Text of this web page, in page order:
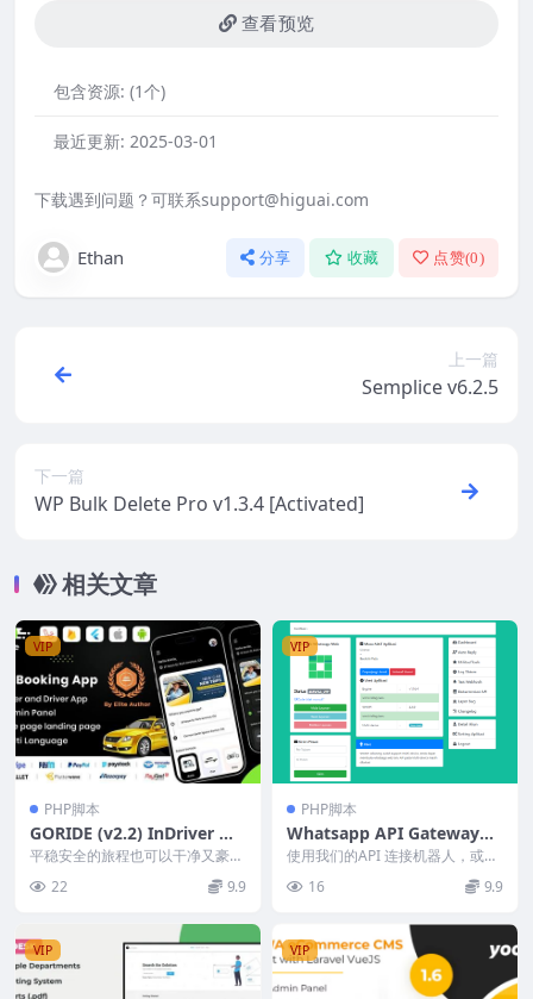
查看预览
包含资源: (1个)
最近更新: 2025-03-01
下载遇到问题？可联系support@higuai.com
Ethan 分享 收藏 点赞(0)
上一篇
Semplice v6.2.5
下一篇
WP Bulk Delete Pro v1.3.4 [Activated]
相关文章
VIP
PHP脚本
GORIDE (v2.2) InDriver 克
隆 | Flutter 带有竞价选项的
完整出租车预订解决方案
平稳安全的旅程也可以干净又豪
华！GoRide 感觉舒适；它比任何
其他出租车应用程...
22 9.9
VIP
PHP脚本
Whatsapp API Gateway
(WHAPI) v4.1.2
使用我们的API 连接机器人，或与
可信赖的合作伙伴合作开发适合您
的解决方案。 进...
16 9.9
VIP VIP